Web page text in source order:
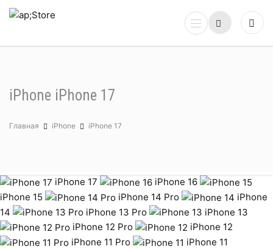
iPhone iPhone 17
Главная iPhone iPhone 17
iPhone 17
iPhone 16
iPhone 15
iPhone 14 Pro
iPhone
14
iPhone 13 Pro
iPhone 13
iPhone 12 Pro
iPhone 12
iPhone 11 Pro
iPhone 11